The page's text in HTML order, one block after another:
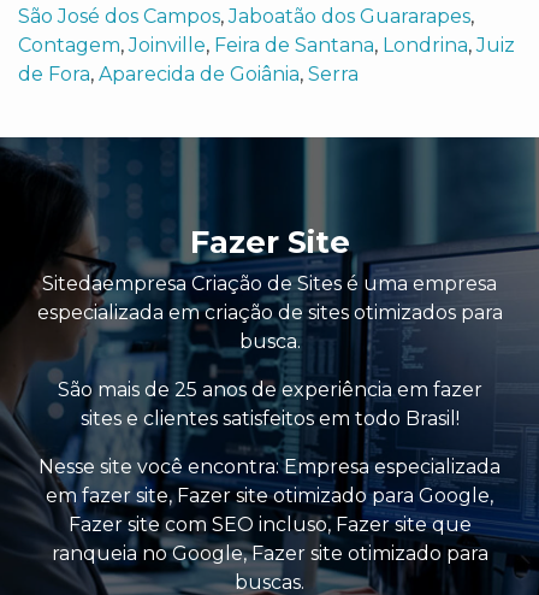
São José dos Campos,Jaboatão dos Guararapes,
Contagem,Joinville, Feira de Santana, Londrina,Juiz
de Fora, Aparecida de Goiânia, Serra
Fazer Site
Sitedaempresa Criação de Sites é uma empresa
especializada em criação de sites otimizados para
busca.
São mais de 25 anos de experiência em fazer
sites e clientes satisfeitos em todo Brasil!
Nesse site você encontra:Empresa especializada
em fazer site,Fazer site otimizado para Google,
Fazer site com SEO incluso, Fazer site que
ranqueia no Google,Fazer site otimizado para
buscas.